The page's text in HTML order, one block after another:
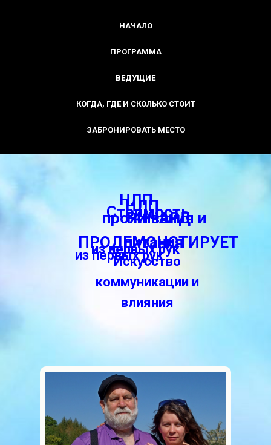
НАЧАЛО
ПРОГРАММА
ВЕДУЩИЕ
КОГДА, ГДЕ И СКОЛЬКО СТОИТ
ЗАБРОНИРОВАТЬ МЕСТО
НЛП
из первых рук
НЛП
из первых рук
Искусство
коммуникации и
влияния
Стоимость
проживания и
питания
РИЧАРД
ПРОДЕМОНСТИРУЕТ